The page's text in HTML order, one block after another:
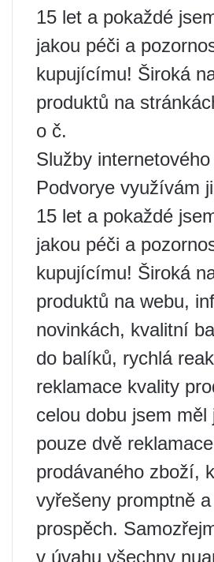
15 let a pokaždé
jakou péči a
kupujícímu! Široká
produktů na
o č.
Služby
Podvorye využívám
15 let a pokaždé
jakou péči a
kupujícímu! Široká
produktů na webu,
novinkách, kvalitní
do balíků, rychlá
reklamace kvality
celou dobu jsem
pouze dvě
prodávaného zboží,
vyřešeny promptně
prospěch.
v úvahu všechny